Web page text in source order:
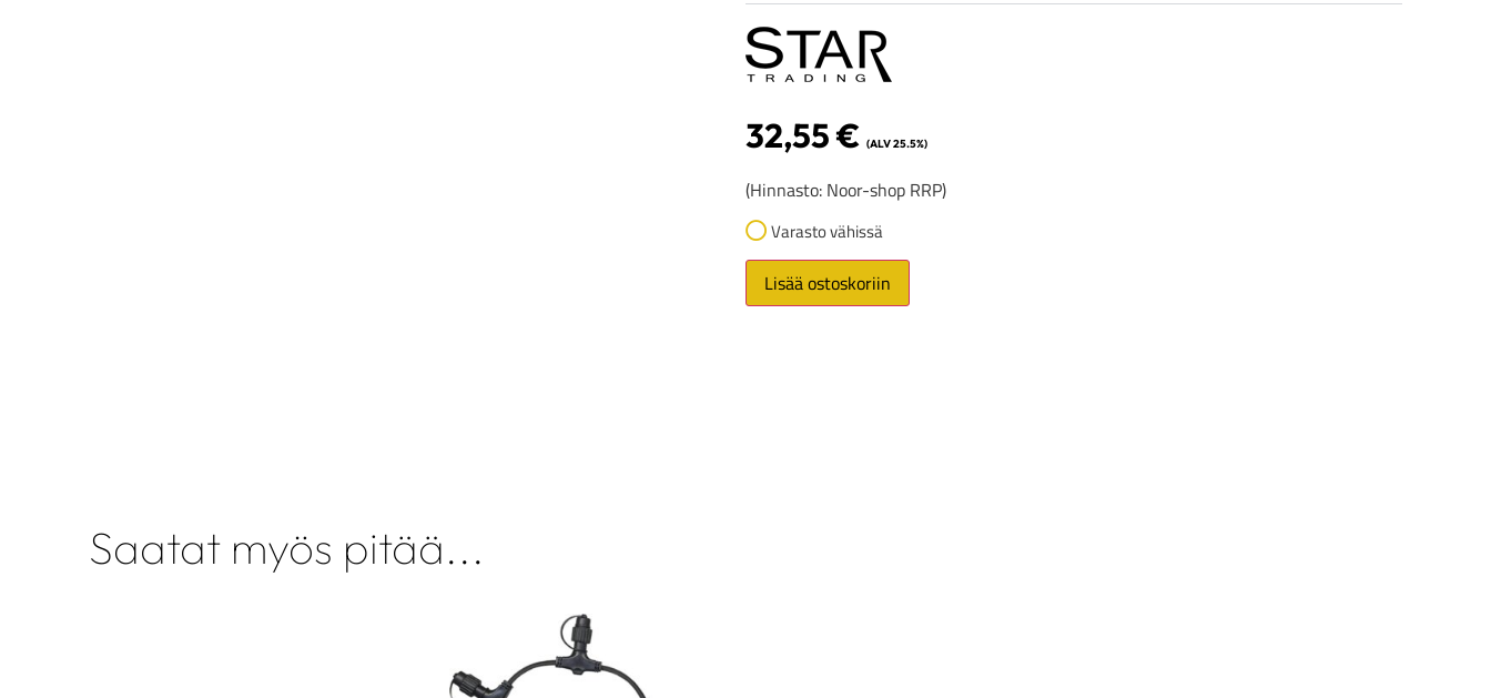
32,55€ (ALV 25.5%)
(Hinnasto: Noor-shop RRP)
Varasto vähissä
Lisää ostoskoriin
Saatat myös pitää...